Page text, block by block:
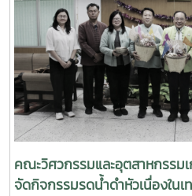
collaboration networks.
โฟรเซ่นฟู้ดส์ จำกัด (มหาชน)โดย
บุคลากรจากทั้งสองหน่วยงานร่ว
ด้วย ผู้ช่วยศาสตราจารย์ ดร.กน
วิชาการและการต่างประเทศ ผู้ช่วย
สุวรรณอังกูร และ อาจารย์ ดร.ต
นี้มุ่งเน้นการส่งเสริมและสนับสนุ
ผ่านการฝึกประสบการณ์วิชาชีพใน
โอกาสให้นักศึกษาได้เรียนรู้จากกระ
อุตสาหกรรม และพัฒนาทักษะให้ส
ตลาดแรงงานภายหลังพิธีลงนาม ค
คณะวิศวกรรมและอุตสาหกรรม
จัดกิจกรรมรดน้ำดำหัวเนื่องใน